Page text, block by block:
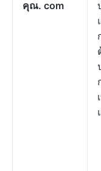
คุณ. com